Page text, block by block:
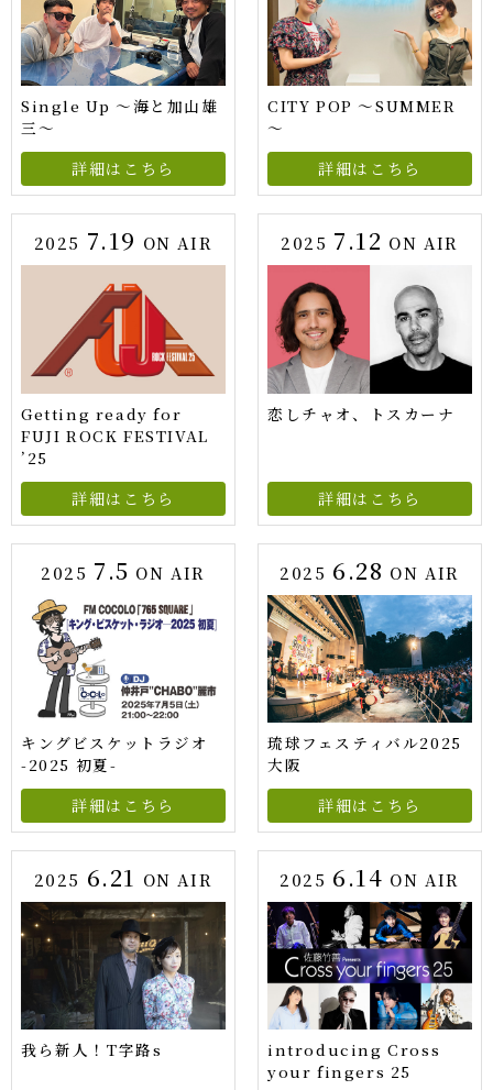
Single Up 〜海と加山雄
三〜
詳細はこちら
CITY POP ～SUMMER
～
詳細はこちら
2025 7.19 ON AIR
Getting ready for
FUJI ROCK FESTIVAL
’25
詳細はこちら
2025 7.12 ON AIR
恋しチャオ、トスカーナ
詳細はこちら
2025 7.5 ON AIR
キングビスケットラジオ
-2025 初夏-
詳細はこちら
2025 6.28 ON AIR
琉球フェスティバル2025
大阪
詳細はこちら
2025 6.21 ON AIR
我ら新人！T字路s
2025 6.14 ON AIR
introducing Cross
your fingers 25